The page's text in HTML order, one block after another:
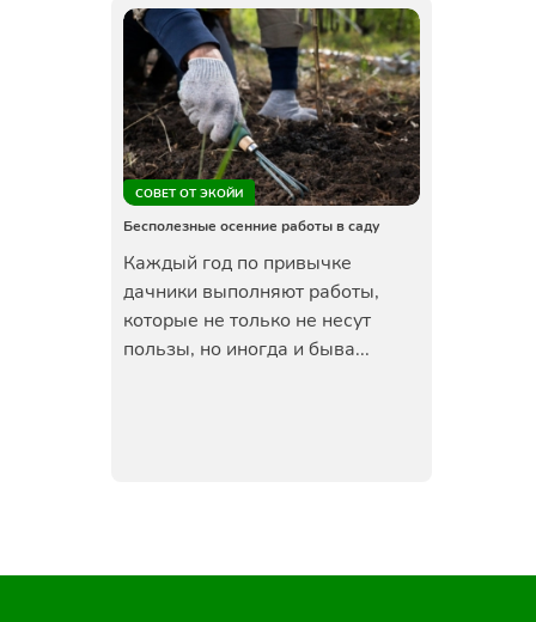
СОВЕТ ОТ ЭКОЙИ
Бесполезные осенние работы в саду
Каждый год по привычке
дачники выполняют работы,
которые не только не несут
пользы, но иногда и быва...